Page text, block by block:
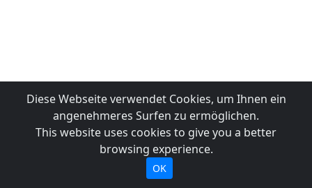
Diese Webseite verwendet Cookies, um Ihnen ein
angenehmeres Surfen zu ermöglichen.
This website uses cookies to give you a better
browsing experience.
OK